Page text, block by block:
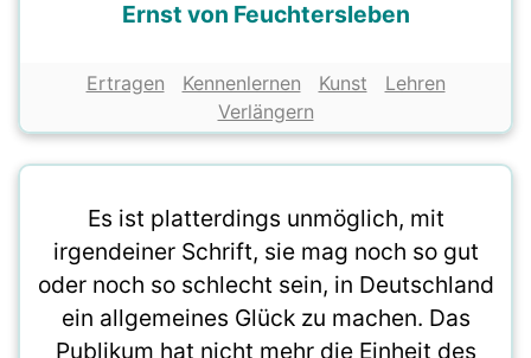
Ernst von Feuchtersleben
Ertragen Kennenlernen Kunst
Lehren
Verlängern
Es ist platterdings unmöglich, mit
irgendeiner Schrift, sie mag noch so gut
oder noch so schlecht sein, in Deutschland
ein allgemeines Glück zu machen. Das
Publikum hat nicht mehr die Einheit des